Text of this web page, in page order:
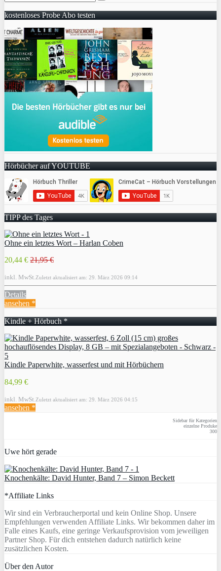
kostenloses Probe Abo testen
Hörbücher auf YOUTUBE
TIPP des Tages
Ohne ein letztes Wort – Harlan Coben
20,44 € 21,95 €
inkl. MwSt. Zuletzt aktualisiert am: 29. März 2026 09:14
Details
ansehen *
Kindle + Hörbuch *
Kindle Paperwhite, wasserfest und mit Hörbüchern
84,99 €
inkl. MwSt. Zuletzt aktualisiert am: 29. März 2026 04:15
ansehen *
Sidebar für Kategorien
einzelne Produke
300
Uwe hört gerade
Knochenkälte: David Hunter, Band 7 – Simon Beckett
*Affiliate Links
Wir sind ein Verbraucherportal und kein Online Shop. Unsere
Empfehlungen verwenden Affiliate Links. Wir bekommen daher im
Falle eines Kaufs, eine geringe Verkaufsprovision vom jeweiligen
Partner Shop. Für dich entstehen dadurch natürlich keine
zusätzlichen Kosten.
Über den Autor